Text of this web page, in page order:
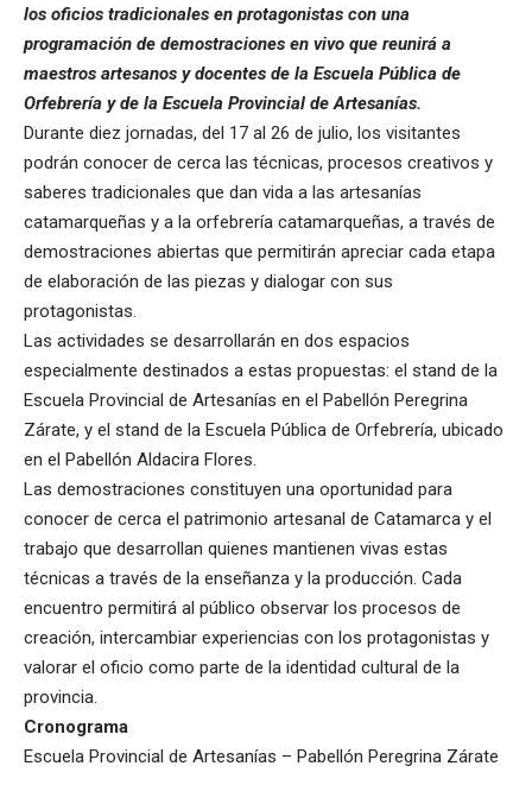
los oficios tradicionales en protagonistas con una
programación de demostraciones en vivo que reunirá a
maestros artesanos y docentes de la Escuela Pública de
Orfebrería y de la Escuela Provincial de Artesanías.
Durante diez jornadas, del 17 al 26 de julio, los visitantes
podrán conocer de cerca las técnicas, procesos creativos y
saberes tradicionales que dan vida a las artesanías
catamarqueñas y a la orfebrería catamarqueñas, a través de
demostraciones abiertas que permitirán apreciar cada etapa
de elaboración de las piezas y dialogar con sus
protagonistas.
Las actividades se desarrollarán en dos espacios
especialmente destinados a estas propuestas: el stand de la
Escuela Provincial de Artesanías en el Pabellón Peregrina
Zárate, y el stand de la Escuela Pública de Orfebrería, ubicado
en el Pabellón Aldacira Flores.
Las demostraciones constituyen una oportunidad para
conocer de cerca el patrimonio artesanal de Catamarca y el
trabajo que desarrollan quienes mantienen vivas estas
técnicas a través de la enseñanza y la producción. Cada
encuentro permitirá al público observar los procesos de
creación, intercambiar experiencias con los protagonistas y
valorar el oficio como parte de la identidad cultural de la
provincia.
Cronograma
Escuela Provincial de Artesanías – Pabellón Peregrina Zárate